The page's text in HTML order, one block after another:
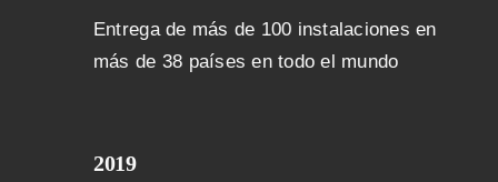
Entrega de más de 100 instalaciones en
más de 38 países en todo el mundo
2019